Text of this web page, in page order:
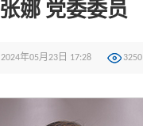
张娜 党委委员
2024年05月23日 17:28 3250